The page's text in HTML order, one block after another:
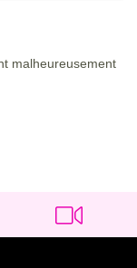
malheureusement